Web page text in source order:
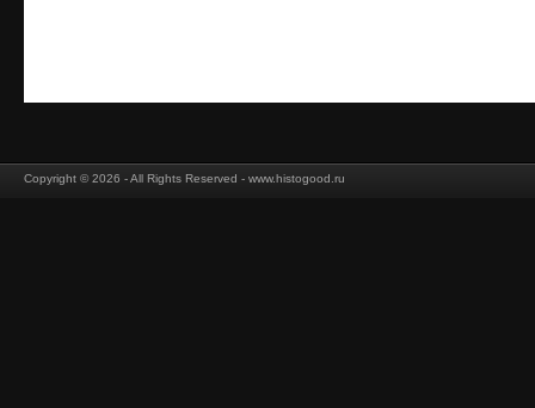
Copyright © 2026 - All Rights Reserved - www.histogood.ru